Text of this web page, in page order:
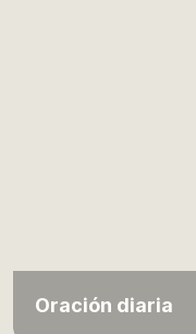
Oración diaria